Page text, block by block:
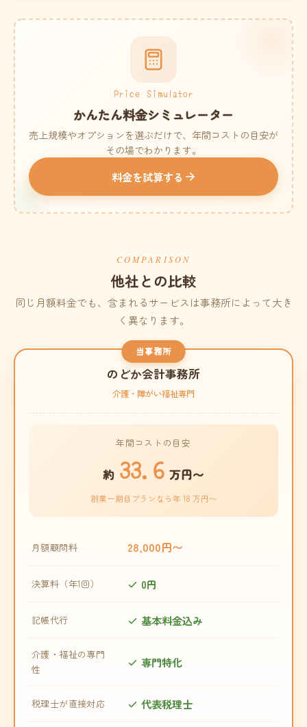
Price Simulator
かんたん料金シミュレーター
売上規模やオプションを選ぶだけで、年間コストの目安が
その場でわかります。
料金を試算する
COMPARISON
他社との比較
同じ月額料金でも、含まれるサービスは事務所によって大き
く異なります。
当事務所
のどか会計事務所
介護・障がい福祉専門
年間コストの目安
約 33.6 万円〜
創業一期目プランなら年 18 万円〜
月額顧問料 28,000円〜
決算料（年1回） 0円
記帳代行 基本料金込み
介護・福祉の専門
性
専門特化
税理士が直接対応 代表税理士